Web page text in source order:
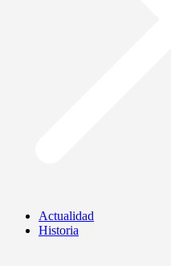
Actualidad
Historia